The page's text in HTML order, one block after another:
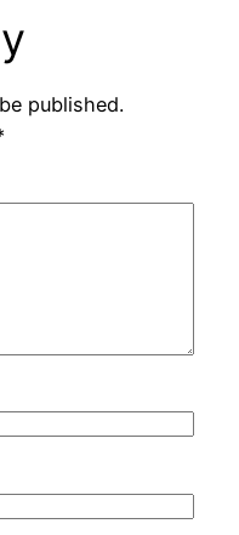
published.